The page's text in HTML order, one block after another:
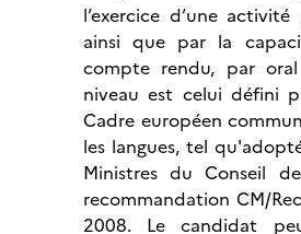
l’exercice d’une
ainsi que par la
compte rendu, par
niveau est celui défini
Cadre européen
les langues, tel
Ministres du Conseil
recommandation CM/
2008. Le candidat